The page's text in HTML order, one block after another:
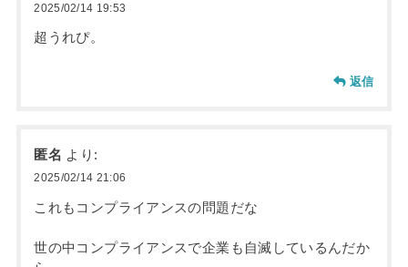
2025/02/14 19:53
超うれぴ。
返信
匿名 より:
2025/02/14 21:06
これもコンプライアンスの問題だな
世の中コンプライアンスで企業も自滅しているんだか